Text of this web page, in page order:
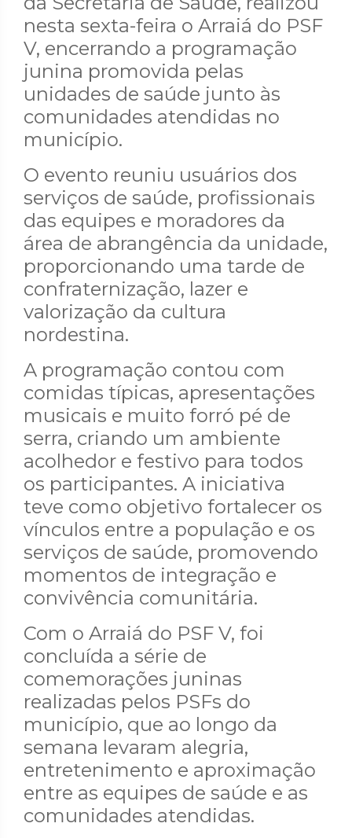
nesta sexta-feira o Arraiá do PSF
V, encerrando a programação
junina promovida pelas
unidades de saúde junto às
comunidades atendidas no
município.
O evento reuniu usuários dos
serviços de saúde, profissionais
das equipes e moradores da
área de abrangência da unidade,
proporcionando uma tarde de
confraternização, lazer e
valorização da cultura
nordestina.
A programação contou com
comidas típicas, apresentações
musicais e muito forró pé de
serra, criando um ambiente
acolhedor e festivo para todos
os participantes. A iniciativa
teve como objetivo fortalecer os
vínculos entre a população e os
serviços de saúde, promovendo
momentos de integração e
convivência comunitária.
Com o Arraiá do PSF V, foi
concluída a série de
comemorações juninas
realizadas pelos PSFs do
município, que ao longo da
semana levaram alegria,
entretenimento e aproximação
entre as equipes de saúde e as
comunidades atendidas.